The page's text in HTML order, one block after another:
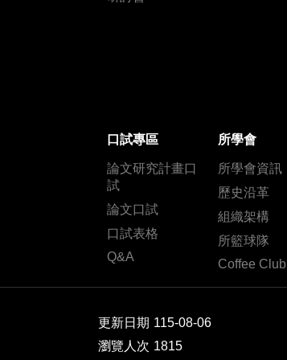
口試專區
論文研究計畫口
試
論文口試
口試表格
Q&A
所學會
所學會資訊
歷史沿革
組織架構
所籃球隊
Coffee Club
更新日期 115-08-06
瀏覽人次 1815